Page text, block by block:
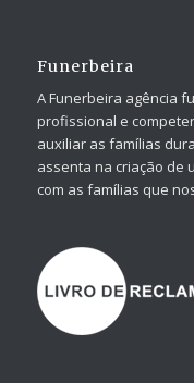
Funerbeira
A Funerbeira agência
profissional e
auxiliar as famílias
assenta na criação de
com as famílias que